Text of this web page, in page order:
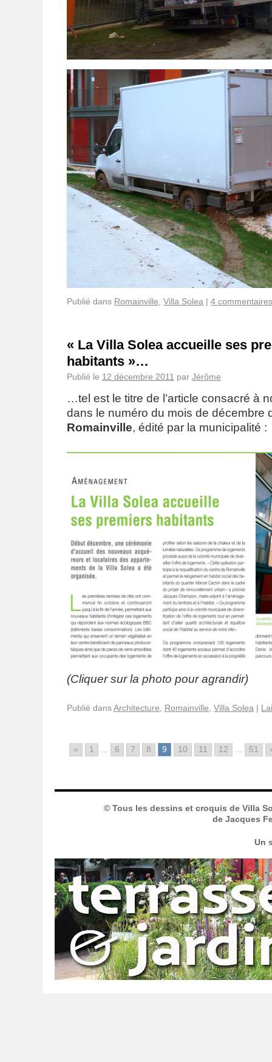
Publié dans Romainville Villa Solea | 4 commentaires
« La Villa Solea accueille ses
habitants »…
Publié le 12 décembre 2011 par Jérôme
…tel est le titre de l’article consacré à
dans le numéro du mois de décembre
Romainville, édité par la municipalité :
(Cliquer sur la photo pour agrandir)
Publié dansArchitecture, Romainville, Villa Solea |
« 1 ... 6 7 8 9 10 11 12 ... 51
© Tous les dessins et croquis de Villa
de Jacques
Un